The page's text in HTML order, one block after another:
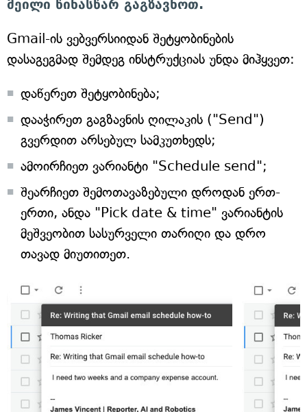
მეილი წინასწარ გაგზავნოთ.
Gmail-ის ვებვერსიიდან შეტყობინების
დასაგეგმად შემდეგ ინსტრუქციას უნდა მიჰყვეთ:
დაწერეთ შეტყობინება;
დააჭირეთ გაგზავნის ღილაკის ("Send")
გვერდით არსებულ სამკუთხედს;
ამოირჩიეთ ვარიანტი "Schedule send";
შეარჩიეთ შემოთავაზებული დროდან ერთ-
ერთი, ანდა "Pick date & time" ვარიანტის
მეშვეობით სასურველი თარიღი და დრო
თავად მიუთითეთ.